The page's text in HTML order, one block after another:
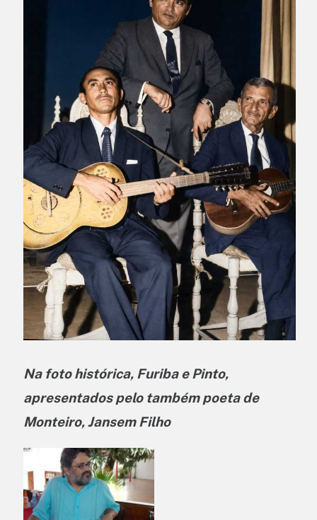
Na foto histórica, Furiba e Pinto,
apresentados pelo também poeta de
Monteiro, Jansem Filho